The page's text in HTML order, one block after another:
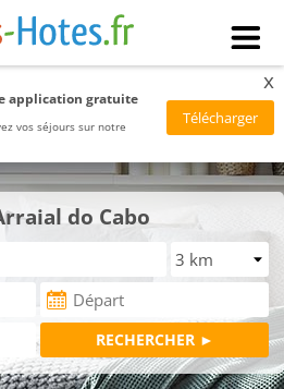
application gratuite
vos séjours sur notre
x
do Cabo